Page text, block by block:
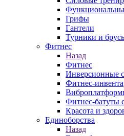
Грифы
Гантели
Турники и
Фитнес
Назад
Фитнес
Инверсионные
Фитнес-
Фитнес-батуты
Красота и
Единоборства
Назад